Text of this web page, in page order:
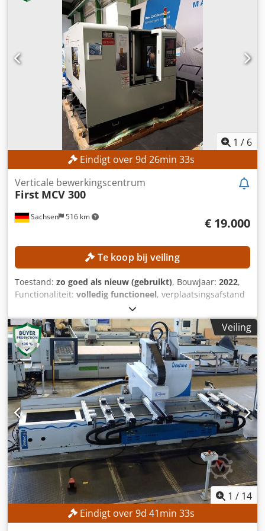
spindel (1.023 bedrijfsuren)! TECHNISCHE GEGEVENS
Verplaatsingsweg X-as: 800 mm Verplaatsingsweg Y-as: 700
mm Verplaatsingsweg Z-as: 600 mm Spindel
Spindeltoerental: 18.000 omw/min Bedrijfsuren van de
nieuwe spindel: 1.023 uur Gereedschapopname: HSK 63
MACHINEGEGEVENS Interne koelmiddeltoevoer: 40 bar
Besturing Dodpfxozqfvij Anwswa Besturingsfabrikant:
Heidenhain Besturingsmodel: Mill Plus UITVOERING NC-
draaitafel met C-as NC-zwenkkop FD-functie
Palletwisselaar Infrarood-meetsensor voor het meten van
het werkstuk Extra magazijn met 120 posities
1 / 6
Eindigt over9d 26min 31s
Sachsen 516 km
Verticale bewerkingscentrum
First MCV 300
€ 19.000
Te koop bij veiling
Toestand: zo goed als nieuw (gebruikt), Bouwjaar: 2022,
Functionaliteit: volledig functioneel, verplaatsingsafstand
, verplaatsing Y-as:
verplaatsingsafstand Z-as:460 mm, controller model:
SIEMENS 828D SHOPMILL, spilsnelheid (max.):10.000
rpm, De machine is nog niet gebruikt! TECHNISCHE
GEGEVENS Verplaatsingsbereik X-as: 610 mm
Verplaatsingsbereik Y-as: 355 mm Verplaatsingsbereik Z-
as: 460 mm Spindeltoerental: 10.000 toeren/min
Tafelafmetingen: 700 × 350 mm Maximale tafellast: 350 kg
Aantal gereedschapswisselingen: 16 MACHINEGEGEVENS
CNC-besturing: Siemens 828D ShopMill Afmetingen en
gewicht Afmetingen (L x B x H): 1.850 × 1.820 × 2.400 mm
Machinegewicht: 2.500 kg UITRUSTING Koelvloeistoftoevoer
via de freesspindel (interne koeling)
Hoogdrukkoolvloeistofpomp (druk: 20 bar, debiet: 55 l/min)
Afzonderlijk koelvloeistoftank Voorbereiding voor 4e as
Volledige machinebehuizing Automatische
gereedschapklem Automatische spindelreiniging
Spanentransporteur met scharnierketting
Veiling
1 / 14
Eindigt over9d 41min 31s